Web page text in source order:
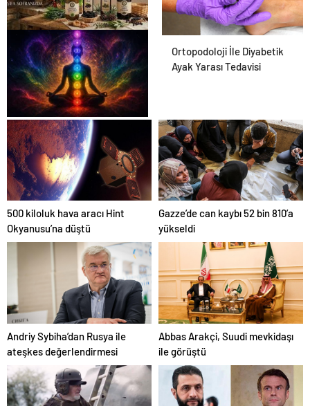
Osmanzadem ile Katkısız ve
Doğal Beslenme Dönemi
Ortopodoloji İle Diyabetik
Ayak Yarası Tedavisi
Zihnin Gizemli Sınırları ve
Ötesi : Nasılnedir.com
500 kiloluk hava aracı Hint
Okyanusu’na düştü
Gazze’de can kaybı 52 bin 810’a
yükseldi
Andriy Sybiha’dan Rusya ile
ateşkes değerlendirmesi
Abbas Arakçi, Suudi mevkidaşı
ile görüştü